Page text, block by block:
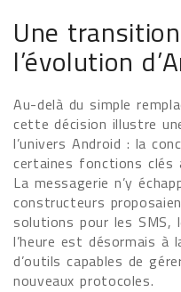
Une
l’évolution
Au-delà du simple
cette décision illustre
l’univers Android : la
certaines fonctions clés
La messagerie n’y
constructeurs
solutions pour les SMS,
l’heure est désormais à
d’outils capables de
nouveaux protocoles.